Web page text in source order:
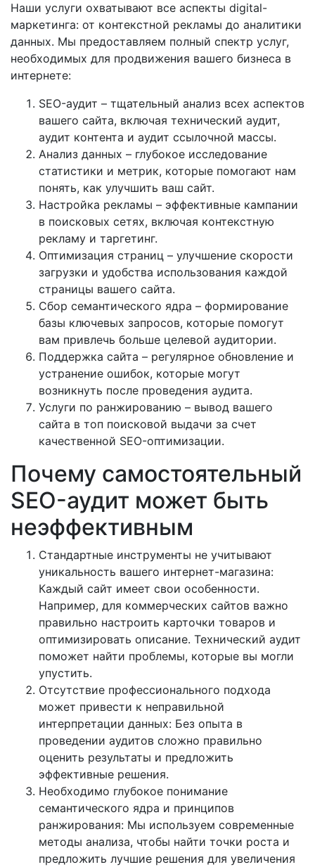
Наши услуги охватывают все аспекты digital-
маркетинга: от контекстной рекламы до аналитики
данных. Мы предоставляем полный спектр услуг,
необходимых для продвижения вашего бизнеса в
интернете:
SEO-аудит – тщательный анализ всех аспектов
вашего сайта, включая технический аудит,
аудит контента и аудит ссылочной массы.
Анализ данных – глубокое исследование
статистики и метрик, которые помогают нам
понять, как улучшить ваш сайт.
Настройка рекламы – эффективные кампании
в поисковых сетях, включая контекстную
рекламу и таргетинг.
Оптимизация страниц – улучшение скорости
загрузки и удобства использования каждой
страницы вашего сайта.
Сбор семантического ядра – формирование
базы ключевых запросов, которые помогут
вам привлечь больше целевой аудитории.
Поддержка сайта – регулярное обновление и
устранение ошибок, которые могут
возникнуть после проведения аудита.
Услуги по ранжированию – вывод вашего
сайта в топ поисковой выдачи за счет
качественной SEO-оптимизации.
Почему самостоятельный
SEO-аудит может быть
неэффективным
Стандартные инструменты не учитывают
уникальность вашего интернет-магазина:
Каждый сайт имеет свои особенности.
Например, для коммерческих сайтов важно
правильно настроить карточки товаров и
оптимизировать описание. Технический аудит
поможет найти проблемы, которые вы могли
упустить.
Отсутствие профессионального подхода
может привести к неправильной
интерпретации данных: Без опыта в
проведении аудитов сложно правильно
оценить результаты и предложить
эффективные решения.
Необходимо глубокое понимание
семантического ядра и принципов
ранжирования: Мы используем современные
методы анализа, чтобы найти точки роста и
предложить лучшие решения для увеличения